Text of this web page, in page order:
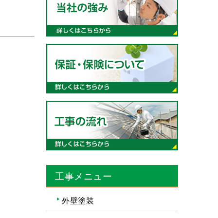
工事メニュー
外壁塗装